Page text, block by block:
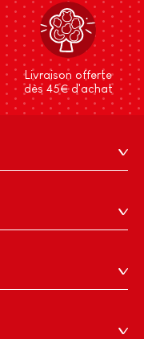
Livraison offerte
dès 45€ d'achat